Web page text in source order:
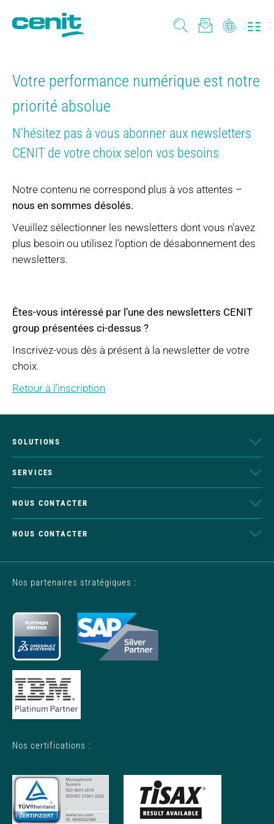
Votre performance numérique est notre
priorité absolue
N'hésitez pas à vous abonner aux newsletters
CENIT de votre choix selon vos besoins
Notre contenu ne correspond plus à vos attentes –
nous en sommes désolés.
Veuillez sélectionner les newsletters dont vous n'avez
plus besoin ou utilisez l’option de désabonnement des
newsletters.
Êtes-vous intéressé par l’une des newsletters CENIT
group présentées ci-dessus ?
Inscrivez-vous dès à présent à la newsletter de votre
choix.
Retour à l'inscription
SOLUTIONS
SERVICES
NOUS CONTACTER
NOUS CONTACTER
Nos partenaires stratégiques :
Nos certifications :